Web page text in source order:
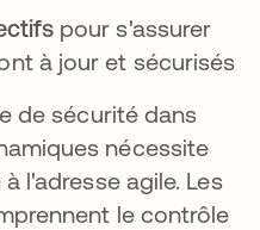
pour s'assurer
à jour et sécurisés
de sécurité dans
nécessite
l'adresse agile. Les
le contrôle